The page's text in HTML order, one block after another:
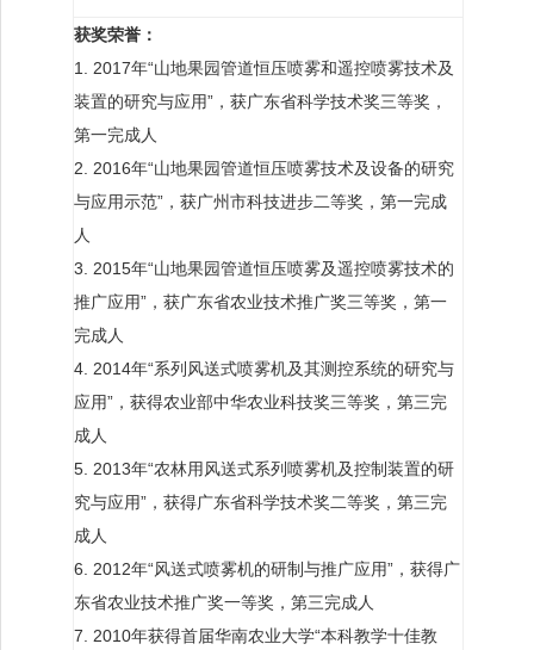
获奖荣誉：
1. 2017年“山地果园管道恒压喷雾和遥控喷雾技术及
装置的研究与应用”，获广东省科学技术奖三等奖，
第一完成人
2. 2016年“山地果园管道恒压喷雾技术及设备的研究
与应用示范”，获广州市科技进步二等奖，第一完成
人
3. 2015年“山地果园管道恒压喷雾及遥控喷雾技术的
推广应用”，获广东省农业技术推广奖三等奖，第一
完成人
4. 2014年“系列风送式喷雾机及其测控系统的研究与
应用”，获得农业部中华农业科技奖三等奖，第三完
成人
5. 2013年“农林用风送式系列喷雾机及控制装置的研
究与应用”，获得广东省科学技术奖二等奖，第三完
成人
6. 2012年“风送式喷雾机的研制与推广应用”，获得广
东省农业技术推广奖一等奖，第三完成人
7. 2010年获得首届华南农业大学“本科教学十佳教